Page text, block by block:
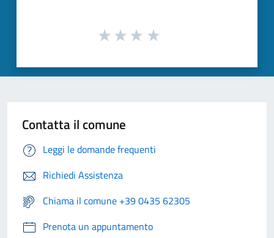
Contatta il comune
Leggi le domande frequenti
Richiedi Assistenza
Chiama il comune +39 0435 62305
Prenota un appuntamento